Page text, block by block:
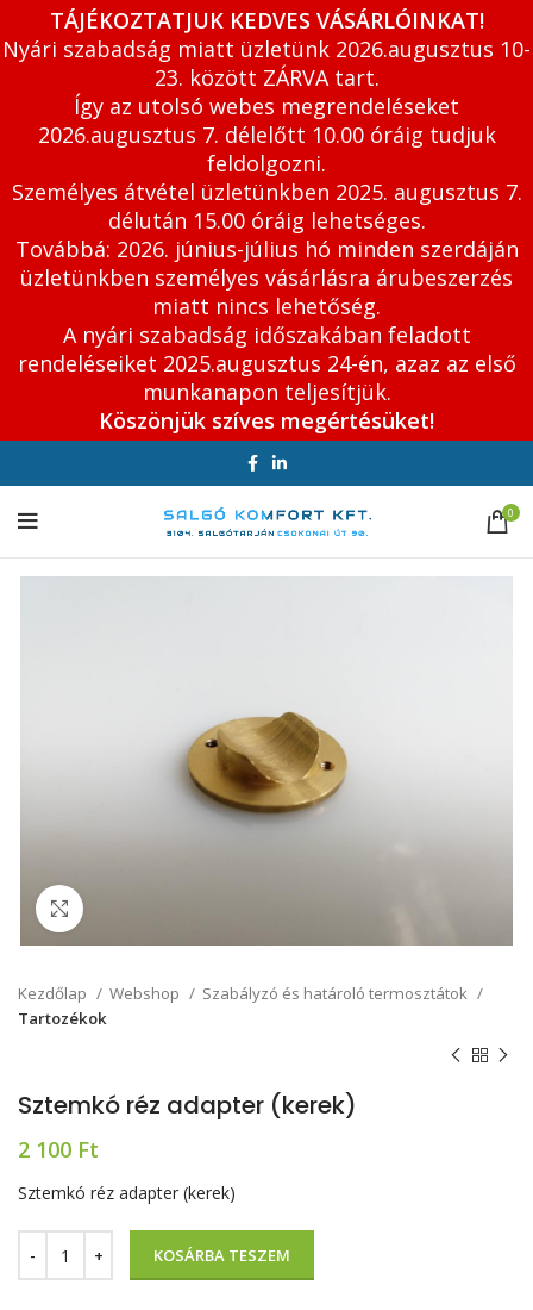
TÁJÉKOZTATJUK KEDVES VÁSÁRLÓINKAT!
Nyári szabadság miatt üzletünk 2026.augusztus 10-
23. között ZÁRVA tart.
Így az utolsó webes megrendeléseket
2026.augusztus 7. délelőtt 10.00 óráig tudjuk
feldolgozni.
Személyes átvétel üzletünkben 2025. augusztus 7.
délután 15.00 óráig lehetséges.
Továbbá: 2026. június-július hó minden szerdáján
üzletünkben személyes vásárlásra árubeszerzés
miatt nincs lehetőség.
A nyári szabadság időszakában feladott
rendeléseiket 2025.augusztus 24-én, azaz az első
munkanapon teljesítjük.
Köszönjük szíves megértésüket!
0
Kezdőlap Webshop
Szabályzó és határoló termosztátok
Tartozékok
Sztemkó réz adapter (kerek)
2 100 Ft
Sztemkó réz adapter (kerek)
KOSÁRBA TESZEM